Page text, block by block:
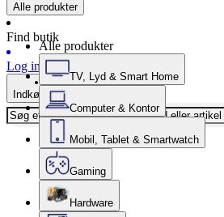
Alle produkter
Find butik
Log ind
Indkøbskurv
Alle produkter
TV, Lyd & Smart Home
Computer & Kontor
Mobil, Tablet & Smartwatch
Gaming
Hardware